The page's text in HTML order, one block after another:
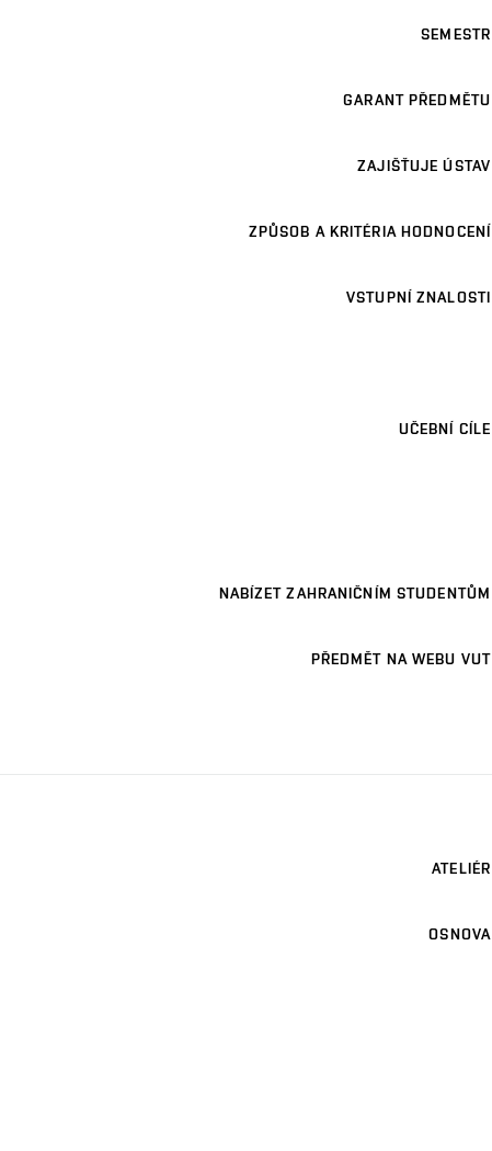
SEMESTR
GARANT PŘEDMĚTU
ZAJIŠŤUJE ÚSTAV
ZPŮSOB A KRITÉRIA HODNOCENÍ
VSTUPNÍ ZNALOSTI
UČEBNÍ CÍLE
NABÍZET ZAHRANIČNÍM STUDENTŮM
PŘEDMĚT NA WEBU VUT
ATELIÉR
OSNOVA